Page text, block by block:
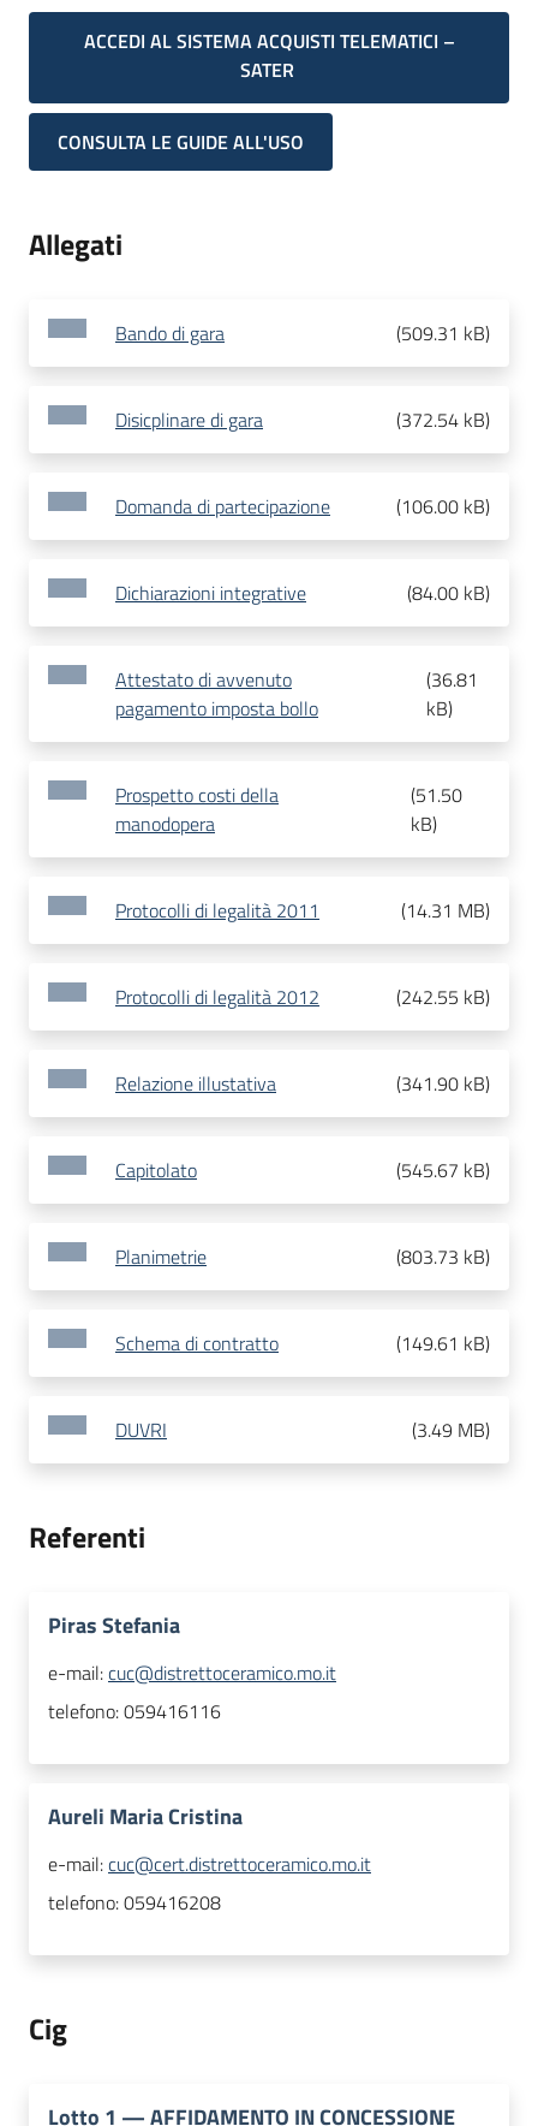
ACCEDI AL SISTEMA ACQUISTI TELEMATICI –
SATER
CONSULTA LE GUIDE ALL'USO
Allegati
Bando di gara (509.31 kB)
Disicplinare di gara (372.54 kB)
Domanda di partecipazione (106.00 kB)
Dichiarazioni integrative (84.00 kB)
Attestato di avvenuto
pagamento imposta bollo
(36.81
kB)
Prospetto costi della
manodopera
(51.50
kB)
Protocolli di legalità 2011 (14.31 MB)
Protocolli di legalità 2012 (242.55 kB)
Relazione illustativa (341.90 kB)
Capitolato (545.67 kB)
Planimetrie (803.73 kB)
Schema di contratto (149.61 kB)
DUVRI (3.49 MB)
Referenti
Piras Stefania
e-mail:cuc@distrettoceramico.mo.it
telefono:059416116
Aureli Maria Cristina
e-mail:cuc@cert.distrettoceramico.mo.it
telefono:059416208
Cig
Lotto 1 —AFFIDAMENTO IN CONCESSIONE